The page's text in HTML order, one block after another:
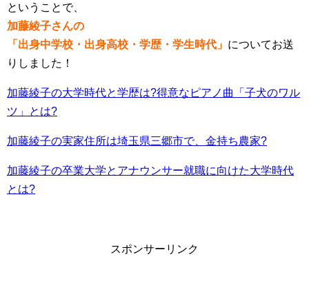
ということで、
加藤綾子さんの
「出身中学校・出身高校・学歴・学生時代」 についてお送
りしました！
加藤綾子の大学時代と学歴は?得意なピアノ曲「子犬のワル
ツ」とは?
加藤綾子の実家住所は埼玉県三郷市で、金持ち農家?
加藤綾子の卒業大学とアナウンサー就職に向けた大学時代
とは?
スポンサーリンク